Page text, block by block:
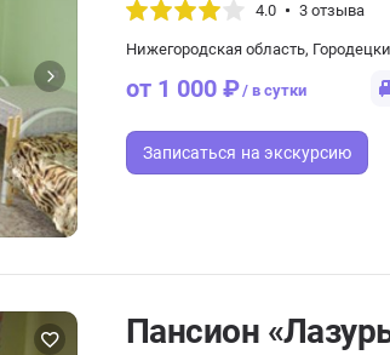
4.0 3 отзыва
Нижегородская область,
от 1 000 ₽/ в сутки
Записаться на экскурсию
Пансион